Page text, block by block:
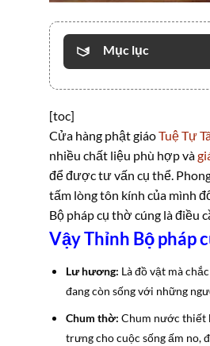
Mục lục
[toc]
Cửa hàng phật giáoTuệ Tự
nhiều chất liệu phù hợp và
để được tư vấn cụ thể.
tấm lòng tôn kính của mình
Bộ pháp cụ thờ cúng là điều
Vậy Thỉnh Bộ pháp
Lư hương: Là đồ vật mà
đang còn sống với những
Chum thờ: Chum nước thiết
trưng cho cuộc sống ấm no,